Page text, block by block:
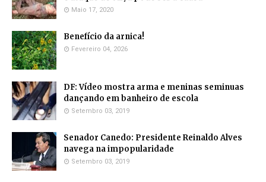
Maio 17, 2020
Benefício da arnica!
Fevereiro 04, 2026
DF: Vídeo mostra arma e meninas seminuas
dançando em banheiro de escola
Setembro 03, 2019
Senador Canedo: Presidente Reinaldo Alves
navega na impopularidade
Setembro 03, 2019